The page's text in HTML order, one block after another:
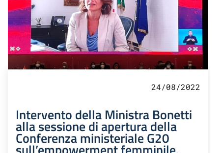
24/08/2022
Intervento della Ministra Bonetti
alla sessione di apertura della
Conferenza ministeriale G20